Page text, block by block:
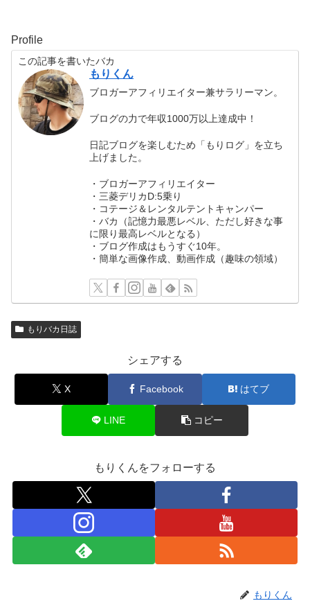
Profile
この記事を書いたバカ
もりくん
ブロガーアフィリエイター兼サラリーマン。
ブログの力で年収1000万以上達成中！
日記ブログを楽しむため「もりログ」を立ち
上げました。
・ブロガーアフィリエイター
・三菱デリカD:5乗り
・コテージ＆レンタルテントキャンパー
・バカ（記憶力最悪レベル、ただし好きな事
に限り最高レベルとなる）
・ブログ作成はもうすぐ10年。
・簡単な画像作成、動画作成（趣味の領域）
もりバカ日誌
シェアする
X Facebook はてブ
LINE コピー
もりくんをフォローする
もりくん